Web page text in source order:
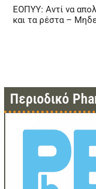
ΕΟΠΥΥ: Αντί να
και τα ρέστα –
Περιοδικό